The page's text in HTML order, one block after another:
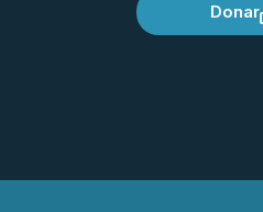
Donar